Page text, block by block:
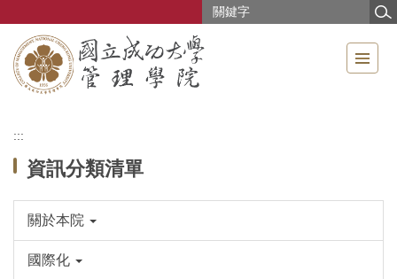
主
要
內
:::
資訊分類清單
關於本院
國際化